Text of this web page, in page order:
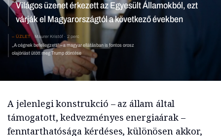
Világos üzenet érkezett az Egyesült Államokból, ezt
várják el Magyarországtól a következő években
ÜZLET Maurer Kristóf 2 perc
„A cégnek befellegzett” – a magyar ellátásban is fontos orosz
olajóriást ütött meg Trump döntése
A jelenlegi konstrukció – az állam által
támogatott, kedvezményes energiaárak –
fenntarthatósága kérdéses, különösen akkor,